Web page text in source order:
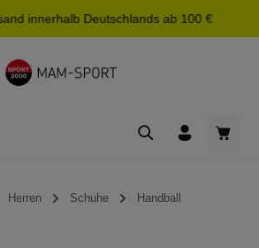
innerhalb Deutschlands ab 100 €
Herren Schuhe Handball